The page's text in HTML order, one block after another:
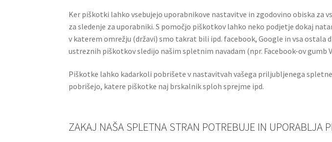
Ker piškotki lahko vsebujejo uporabnikove nastavitve in zgodovino obiska
za sledenje za uporabniki. S pomočjo piškotkov lahko neko podjetje dokaj
v katerem omrežju (državi) smo takrat bili ipd. facebook, Google in vsa
ustreznih piškotkov sledijo našim spletnim navadam (npr. Facebook-ov gumb
Piškotke lahko kadarkoli pobrišete v nastavitvah vašega priljubljenega
pobrišejo, katere piškotke naj brskalnik sploh sprejme ipd.
ZAKAJ NAŠA SPLETNA STRAN POTREBUJE IN UPORABLJA